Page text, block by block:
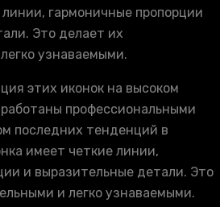
гармоничные пропорции
Это делает их
узнаваемыми.
этих иконок на высоком
профессиональными
последних тенденций в
имеет четкие линии,
и выразительные детали. Это
и легко узнаваемыми.